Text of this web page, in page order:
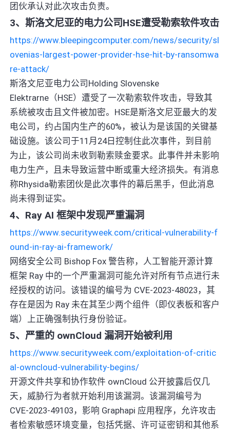
团伙承认对此次攻击负责。
3、斯洛文尼亚的电力公司HSE遭受勒索软件攻击
https://www.bleepingcomputer.com/news/security/sl
ovenias-largest-power-provider-hse-hit-by-ransomwa
re-attack/
斯洛文尼亚电力公司Holding Slovenske
Elektrarne（HSE）遭受了一次勒索软件攻击，导致其
系统被攻击且文件被加密。HSE是斯洛文尼亚最大的发
电公司，约占国内生产的60%，被认为是该国的关键基
础设施。该公司于11月24日控制住此次事件，到目前
为止，该公司尚未收到勒索赎金要求。此事件并未影响
电力生产，且未导致运营中断或重大经济损失。有消息
称Rhysida勒索团伙是此次事件的幕后黑手，但此消息
尚未得到证实。
4、Ray AI 框架中发现严重漏洞
https://www.securityweek.com/critical-vulnerability-f
ound-in-ray-ai-framework/
网络安全公司 Bishop Fox 警告称，人工智能开源计算
框架 Ray 中的一个严重漏洞可能允许对所有节点进行未
经授权的访问。该错误的编号为 CVE-2023-48023，其
存在是因为 Ray 未在其至少两个组件（即仪表板和客户
端）上正确强制执行身份验证。
5、严重的 ownCloud 漏洞开始被利用
https://www.securityweek.com/exploitation-of-critic
al-owncloud-vulnerability-begins/
开源文件共享和协作软件 ownCloud 公开披露后仅几
天，威胁行为者就开始利用该漏洞。该漏洞编号为
CVE-2023-49103，影响 Graphapi 应用程序，允许攻击
者检索敏感环境变量，包括凭据、许可证密钥和其他系